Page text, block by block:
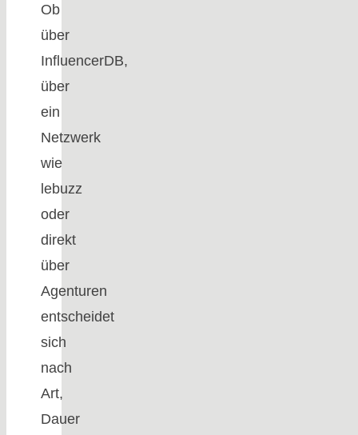
Ob
über
InfluencerDB,
über
ein
Netzwerk
wie
lebuzz
oder
direkt
über
Agenturen
entscheidet
sich
nach
Art,
Dauer